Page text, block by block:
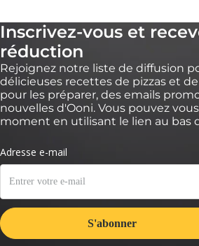
Inscrivez-vous et
réduction
Rejoignez notre liste de diffusion
délicieuses recettes de pizzas et
pour les préparer, des emails
nouvelles d'Ooni. Vous pouvez
moment en utilisant le lien au bas